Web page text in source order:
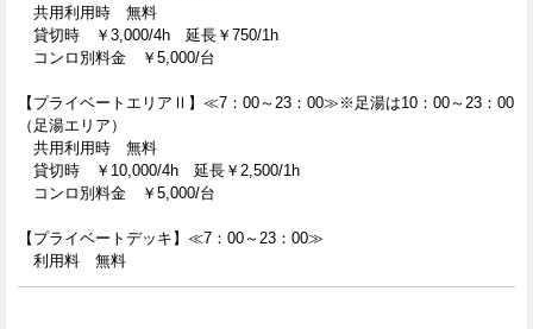
共用利用時 無料
貸切時 ￥3,000/4h 延長￥750/1h
コンロ別料金 ￥5,000/台
【プライベートエリアⅡ】≪7：00～23：00≫※足湯は10：00～23：00
（足湯エリア）
共用利用時 無料
貸切時 ￥10,000/4h 延長￥2,500/1h
コンロ別料金 ￥5,000/台
【プライベートデッキ】≪7：00～23：00≫
利用料 無料